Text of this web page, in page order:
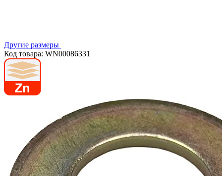
Другие размеры
Код товара: WN00086331